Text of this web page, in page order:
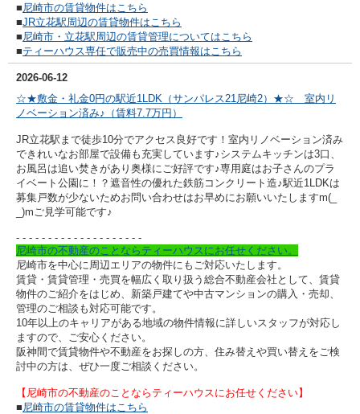
■ 尼崎市の賃貸物件はこちら
■JR立花駅周辺の賃貸物件はこちら
■ 尼崎市・立花駅周辺の賃貸管理についてはこちら
■ティーハウス専任で販売中の売買情報はこちら
2026-06-12
☆★敷金・礼金0円の駅近1LDK（サンパレス21尼崎2）★☆ 室内リ
ノベーション済み♪（賃料7.7万円）
JR立花駅まで徒歩10分でアクセス良好です！室内リノベーション済み
できれいなお部屋で設備も充実しています♪システムキッチンは3口、
お風呂は追い焚きがあり奥様にご好評です♪専用庭はお子さんのプラ
イベート公園に！？遮音性の優れた鉄筋コンクリート造♪駅近1LDKは
募集戸数が少ないためお問い合わせはお早めにお願いいたしますm(_
_)mご見学可能です♪
- - - - - - - - - - - - - - - - - - - -
尼崎市の不動産のことならティーハウスにお任せください。
尼崎市を中心に周辺エリアの物件にもご対応いたします。
賃貸・賃貸管理・売買を幅広く取り扱う総合不動産会社として、賃貸
物件のご紹介をはじめ、新築戸建てや中古マンションの購入・売却、
管理のご相談も対応可能です。
10年以上のキャリアがある地域の物件情報に詳しいスタッフが対応し
ますので、ご安心ください。
阪神間で賃貸物件や不動産をお探しの方、住み替えや買い替えをご検
討中の方は、ぜひ一度ご相談ください。
【尼崎市の不動産のことならティーハウスにお任せください】
■ 尼崎市の賃貸物件はこちら